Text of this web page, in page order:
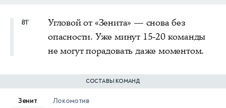
81'
Угловой от «Зенита» — снова без
опасности. Уже минут 15-20 команды
не могут порадовать даже моментом.
СОСТАВЫ КОМАНД
Зенит Локомотив